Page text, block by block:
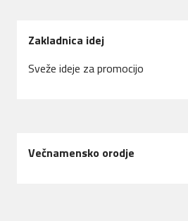
Zakladnica idej
Sveže ideje za promocijo
Večnamensko orodje